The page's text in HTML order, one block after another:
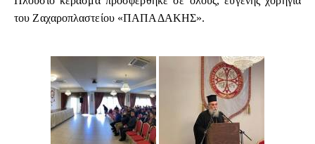
του Ζαχαροπλαστείου «ΠΑΠΑΔΑΚΗΣ».